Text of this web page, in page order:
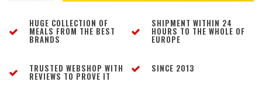
HUGE COLLECTION OF
MEALS FROM THE BEST
BRANDS
SHIPMENT WITHIN 24
HOURS TO THE WHOLE OF
EUROPE
TRUSTED WEBSHOP WITH
REVIEWS TO PROVE IT
SINCE 2013